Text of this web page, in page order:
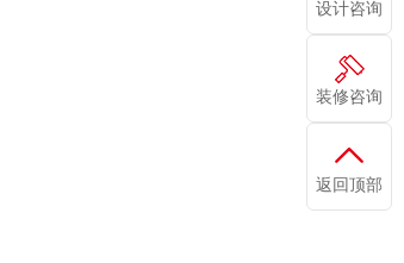
设计咨询
装修咨询
返回顶部